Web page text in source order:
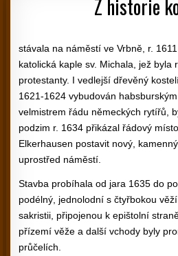
Z historie
stávala na náměstí ve Vrbně, r.
katolická kaple sv. Michala, jež byla
protestanty. I vedlejší dřevěný
1621-1624 vybudován
velmistrem řádu německých rytířů,
podzim r. 1634 přikázal řádový
Elkerhausen postavit nový,
uprostřed náměstí.
Stavba probíhala od jara 1635 do
podélný, jednolodní s čtyřbokou
sakristii, připojenou k epištolní
přízemí věže a další vchody byly
průčelích.